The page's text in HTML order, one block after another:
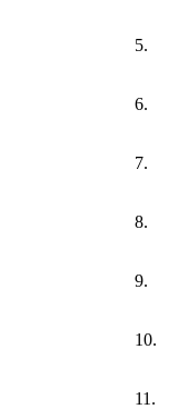
5.
6.
7.
8.
9.
10.
11.